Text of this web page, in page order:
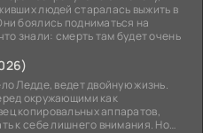
людей старалась выжить в
боялись подниматься на
знали: смерть там будет очень
Ледде, ведет двойную жизнь.
окружающими как
копировальных аппаратов,
к себе лишнего внимания. Но